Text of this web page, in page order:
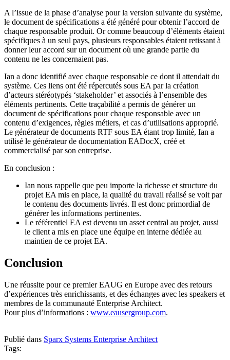
A l’issue de la phase d’analyse pour la version suivante du système,
le document de spécifications a été généré pour obtenir l’accord de
chaque responsable produit. Or comme beaucoup d’éléments étaient
spécifiques à un seul pays, plusieurs responsables étaient retissant à
donner leur accord sur un document où une grande partie du
contenu ne les concernaient pas.
Ian a donc identifié avec chaque responsable ce dont il attendait du
système. Ces liens ont été répercutés sous EA par la création
d’acteurs stéréotypés ‘stakeholder’ et associés à l’ensemble des
éléments pertinents. Cette traçabilité a permis de générer un
document de spécifications pour chaque responsable avec un
contenu d’exigences, règles métiers, et cas d’utilisations approprié.
Le générateur de documents RTF sous EA étant trop limité, Ian a
utilisé le générateur de documentation EADocX, créé et
commercialisé par son entreprise.
En conclusion :
Ian nous rappelle que peu importe la richesse et structure du
projet EA mis en place, la qualité du travail réalisé se voit par
le contenu des documents livrés. Il est donc primordial de
générer les informations pertinentes.
Le référentiel EA est devenu un asset central au projet, aussi
le client a mis en place une équipe en interne dédiée au
maintien de ce projet EA.
Conclusion
Une réussite pour ce premier EAUG en Europe avec des retours
d’expériences très enrichissants, et des échanges avec les speakers et
membres de la communauté Enterprise Architect.
Pour plus d’informations : www.eausergroup.com.
Publié dans Sparx Systems Enterprise Architect
Tags: